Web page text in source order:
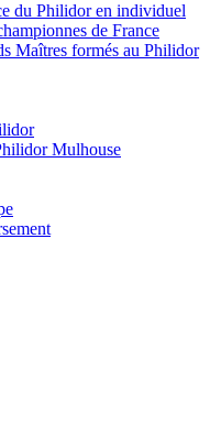
du Philidor en individuel
de France
Maîtres formés au Philidor
Mulhouse